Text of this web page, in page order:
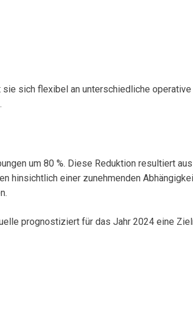
sich flexibel an unterschiedliche operative
um 80 %. Diese Reduktion resultiert
hinsichtlich einer zunehmenden
prognostiziert für das Jahr 2024 eine